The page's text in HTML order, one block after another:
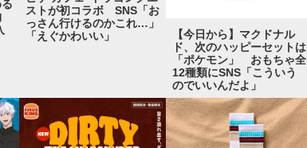
ストが初コラボ SNS「お
っさん行けるのかこれ…」
「えぐかわいい」
【今日から】マクドナル
ド、次のハッピーセットは
「ポケモン」 おもちゃ全
12種類にSNS「こういう
のでいいんだよ」